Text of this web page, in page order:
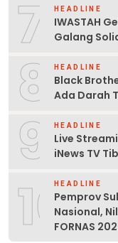
7 HEADLINE
IWASTAH
Galang
8 HEADLINE
Black
Ada Darah
9 HEADLINE
Live
iNews TV
10HEADLINE
Pemprov
Nasional,
FORNAS